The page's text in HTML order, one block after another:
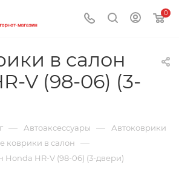
0
в салон
V (98-06) (3-
— Автоаксессуары — Автоковрики
коврики в салон —
Honda HR-V (98-06) (3-двери)